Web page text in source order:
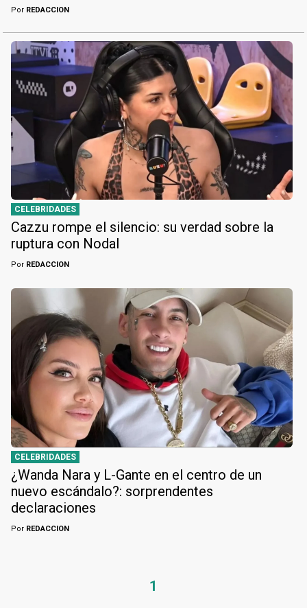
Por REDACCION
CELEBRIDADES
Cazzu rompe el silencio: su verdad sobre la
ruptura con Nodal
Por REDACCION
CELEBRIDADES
¿Wanda Nara y L-Gante en el centro de un
nuevo escándalo?: sorprendentes
declaraciones
Por REDACCION
1